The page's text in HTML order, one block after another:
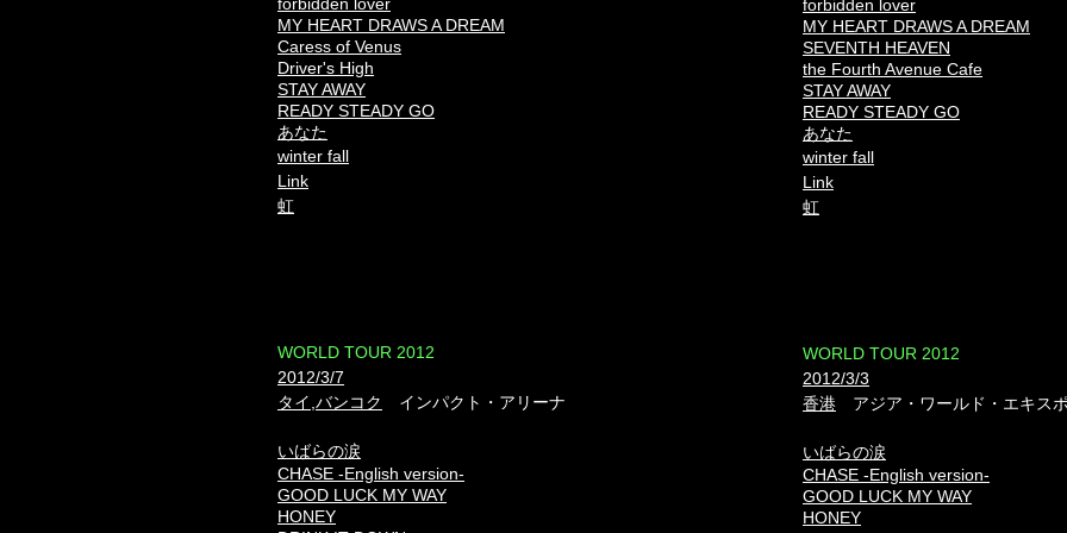
MY HEART DRAWS A DREAM
Caress of Venus
Driver's High
STAY AWAY
READY STEADY GO
あなた
winter fall
Link
虹
forbidden lover
MY HEART DRAWS A DREAM
SEVENTH HEAVEN
the Fourth Avenue Cafe
STAY AWAY
READY STEADY GO
あなた
winter fall
Link
虹
​WORLD TOUR 2012
2012/3/7
タイ,バンコク
インパクト・アリーナ
いばらの涙
CHASE -English version-
GOOD LUCK MY WAY
HONEY
​WORLD TOUR 2012
2012/3/3
香港 アジア・ワールド・エキス
いばらの涙
CHASE -English version-
GOOD LUCK MY WAY
HONEY